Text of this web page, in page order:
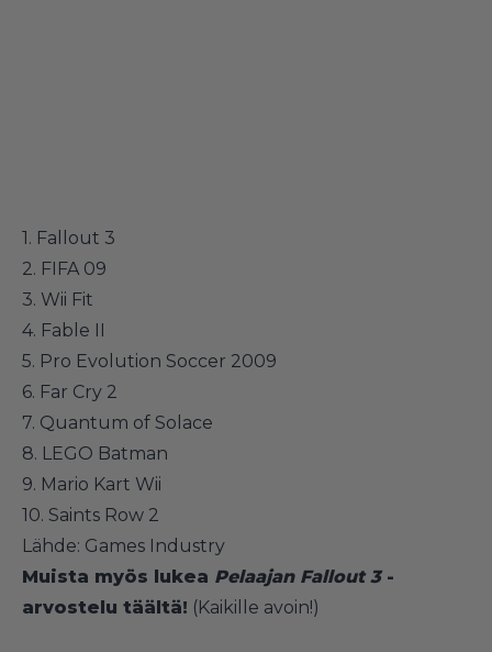
1. Fallout 3
2. FIFA 09
3. Wii Fit
4. Fable II
5. Pro Evolution Soccer 2009
6. Far Cry 2
7. Quantum of Solace
8. LEGO Batman
9. Mario Kart Wii
10. Saints Row 2
Lähde: Games Industry
Muista myös lukea Pelaajan Fallout 3-
arvostelu täältä! (Kaikille avoin!)